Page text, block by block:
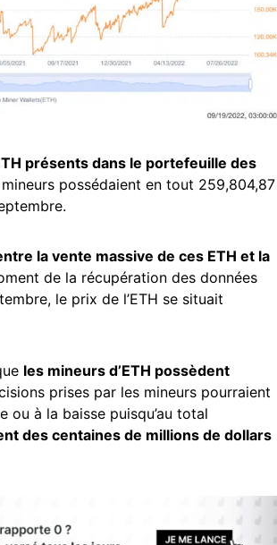
présents dans le portefeuille des
possédaient en tout 259,804,87
la vente massive de ces ETH et la
de la récupération des données
le prix de l’ETH se situait
les mineurs d’ETH possèdent
prises par les mineurs pourraient
ou à la baisse puisqu’au total
des centaines de millions de dollars